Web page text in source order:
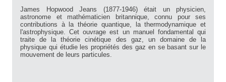
James Hopwood Jeans (1877-1946) était un physicien,
astronome et mathématicien britannique, connu pour ses
contributions à la théorie quantique, la thermodynamique et
l'astrophysique. Cet ouvrage est un manuel fondamental qui
traite de la théorie cinétique des gaz, un domaine de la
physique qui étudie les propriétés des gaz en se basant sur le
mouvement de leurs particules.